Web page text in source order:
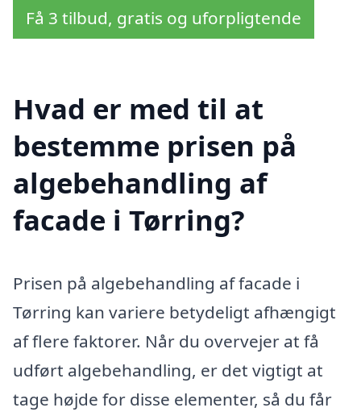
Få 3 tilbud, gratis og uforpligtende
Hvad er med til at
bestemme prisen på
algebehandling af
facade i Tørring?
Prisen på algebehandling af facade i
Tørring kan variere betydeligt afhængigt
af flere faktorer. Når du overvejer at få
udført algebehandling, er det vigtigt at
tage højde for disse elementer, så du får